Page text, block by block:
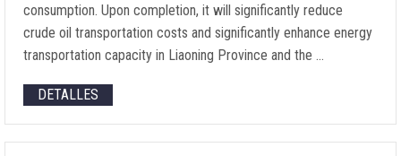
consumption. Upon completion, it will significantly reduce
crude oil transportation costs and significantly enhance energy
transportation capacity in Liaoning Province and the …
DETALLES